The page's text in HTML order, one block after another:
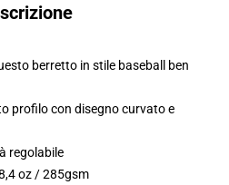
berretto in stile baseball ben
profilo con disegno curvato e
regolabile
oz / 285gsm